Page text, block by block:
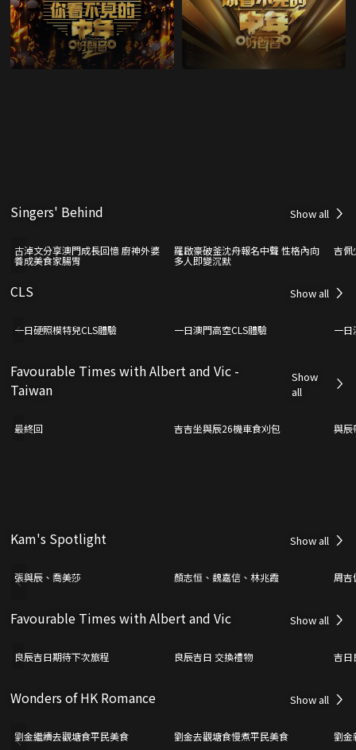
Singers' Behind Show all
古淖文分享澳門成長回憶 廚神外婆
養成美食家腸胃
羅啟豪破釜沈舟報名中聲 性格內向
多人即變沉默
吉佩
CLS Show all
一日硬照模特兒CLS體驗 一日澳門高空CLS體驗 一日
Favourable Times with Albert and Vic -
Taiwan
Show
all
最終回 吉吉坐與辰26機車食刈包 與辰
Kam's Spotlight Show all
張與辰、喬美莎 顏志恒、魏嘉信、林兆霞 周吉
Favourable Times with Albert and Vic Show all
良辰吉日期待下次旅程 良辰吉日 交換禮物 吉日
Wonders of HK Romance Show all
劉金繼續去觀塘食平民美食 劉金去觀塘食慢煮平民美食 劉金